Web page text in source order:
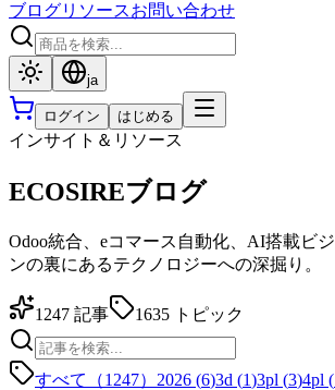
ブログリソースお問い合わせ
ja
ログイン はじめる
インサイト＆リソース
ECOSIREブログ
Odoo統合、eコマース自動化、AI搭載ビ
ンの裏にあるテクノロジーへの深掘り。
1247 記事 1635 トピック
すべて（1247） 2026 (6)3d (1)3pl (3)4pl (